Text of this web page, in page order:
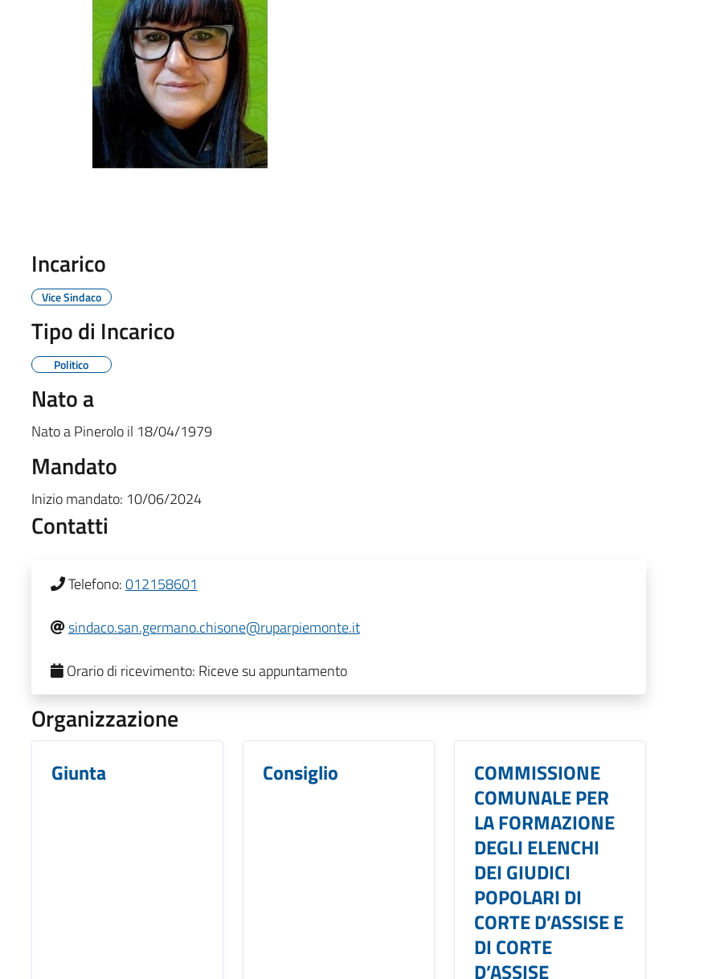
Incarico
Vice Sindaco
Tipo di Incarico
Politico
Nato a
Nato aPineroloil 18/04/1979
Mandato
Inizio mandato: 10/06/2024
Contatti
Telefono:012158601
sindaco.san.germano.chisone@ruparpiemonte.it
Orario di ricevimento: Riceve su appuntamento
Organizzazione
Giunta Consiglio
COMMISSIONE
COMUNALE PER
LA FORMAZIONE
DEGLI ELENCHI
DEI GIUDICI
POPOLARI DI
CORTE D’ASSISE E
DI CORTE
D’ASSISE